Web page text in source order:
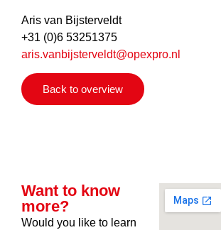
Aris van Bijsterveldt
+31 (0)6 53251375
aris.vanbijsterveldt@opexpro.nl
Back to overview
Want to know
more?
Would you like to learn